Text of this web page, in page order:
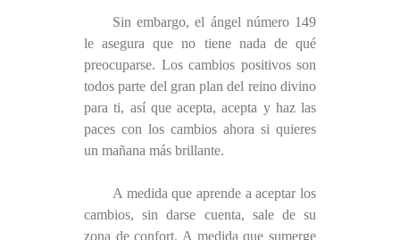
Sin embargo, el ángel número 149
le asegura que no tiene nada de qué
preocuparse. Los cambios positivos son
todos parte del gran plan del reino divino
para ti, así que acepta, acepta y haz las
paces con los cambios ahora si quieres
un mañana más brillante.
A medida que aprende a aceptar los
cambios, sin darse cuenta, sale de su
zona de confort. A medida que sumerge